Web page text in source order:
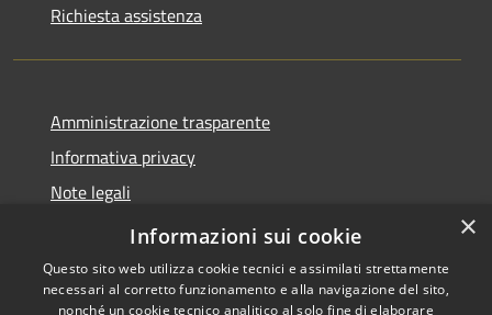
Richiesta assistenza
Amministrazione trasparente
Informativa privacy
Note legali
Dichiarazione di accessibilità
×
Informazioni sui cookie
Questo sito web utilizza cookie tecnici e assimilati strettamente
necessari al corretto funzionamento e alla navigazione del sito,
nonché un cookie tecnico analitico al solo fine di elaborare